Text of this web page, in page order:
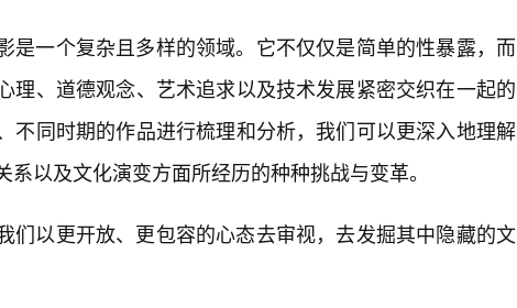
是一个复杂且多样的领域。它不仅仅是简单的性暴露，而
理、道德观念、艺术追求以及技术发展紧密交织在一起的
不同时期的作品进行梳理和分析，我们可以更深入地理解
以及文化演变方面所经历的种种挑战与变革。
们以更开放、更包容的心态去审视，去发掘其中隐藏的文